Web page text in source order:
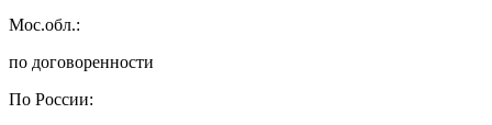
Мос.обл.:
по договоренности
По России: